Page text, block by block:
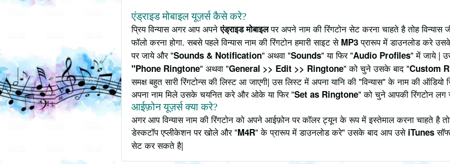
एंड्राइड मोबाइल यूज़र्स कैसे करे?
प्रिय विन्यास अगर आप अपनेएंड्राइड मोबाइलपर अपने नाम की रिंगटोन सेट करना चाहते है तोह
फॉलो करना होगा. सबसे पहले विन्यास नाम की रिंगटोन हमारी साइट से MP3प्रारूप में डाउनलोड करे
पर जाये और "Sounds & Notification" अथवा "Sounds" या फिर "Audio Profiles" में जाये |
"Phone Ringtone" अथवा "General >> Edit >> Ringtone" को चुने उसके बाद "Custom
समक्ष बहुत सारी रिंगटोन्स की लिस्ट आ जाएगी| उस लिस्ट में अपना यानि की "विन्यास" के नाम की
अपना नाम मिले उसके चयनित करे और ओके या फिर "Set as Ringtone" को चुने आपकी रिंगटोन लग
आईफ़ोन यूज़र्स क्या करे?
अगर आप विन्यास नाम की रिंगटोन को अपने आईफ़ोन पर कॉलर ट्यून के रूप में इस्तेमाल करना चाहते है
डेस्कटॉप एप्लीकेशन पर खोले और "M4R" के प्रारूप में डाउनलोड करे" उसके बाद आप उसे iTunes
सेट कर सकते है|